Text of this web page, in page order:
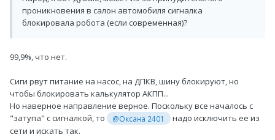
проникновения в салон автомобиля сигналка
блокировала робота (если современная)?
99,9%, что нет.
Сиги рвут питание на насос, на ДПКВ, шину блокируют, но
чтобы блокировать калькулятор АКПП...
Но наверное направление верное. Поскольку все началось с
"затупа" с сигналкой, то
@Оксана 2401
надо исключить ее из
сети и искать так.